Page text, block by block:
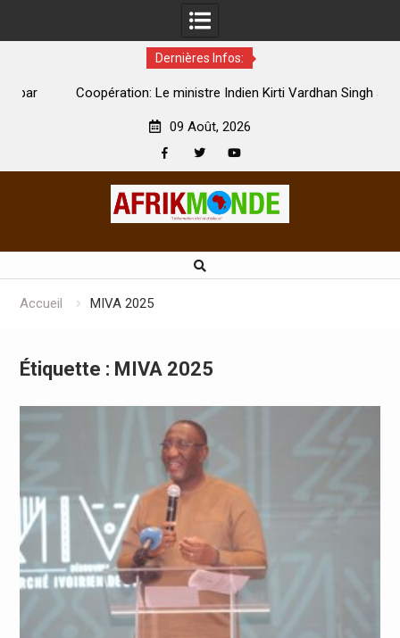
Dernières Infos:
Coopération: Le ministre Indien Kirti Vardhan Singh à
09 Août, 2026
Accueil MIVA 2025
Étiquette : MIVA 2025